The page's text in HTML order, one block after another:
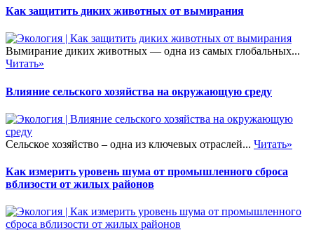
Как защитить диких животных от вымирания
Вымирание диких животных — одна из самых глобальных...
Читать»
Влияние сельского хозяйства на окружающую среду
Сельское хозяйство – одна из ключевых отраслей... Читать»
Как измерить уровень шума от промышленного сброса
вблизости от жилых районов